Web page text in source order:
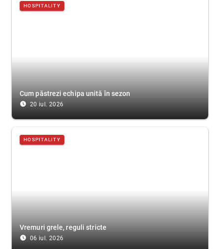
HOSPITALITY
Cum păstrezi echipa unită în sezon
access_time_filled 20 iul. 2026
HOSPITALITY
Vremuri grele, reguli stricte
access_time_filled 06 iul. 2026